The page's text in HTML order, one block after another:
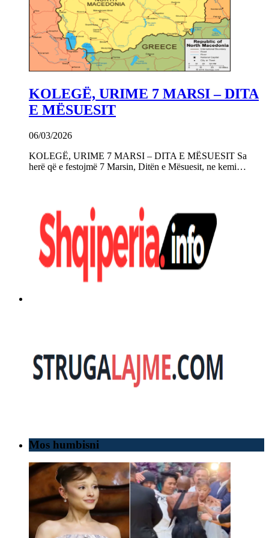
KOLEGË, URIME 7 MARSI – DITA
E MËSUESIT
06/03/2026
KOLEGË, URIME 7 MARSI – DITA E MËSUESIT Sa
herë që e festojmë 7 Marsin, Ditën e Mësuesit, ne kemi…
Mos humbisni